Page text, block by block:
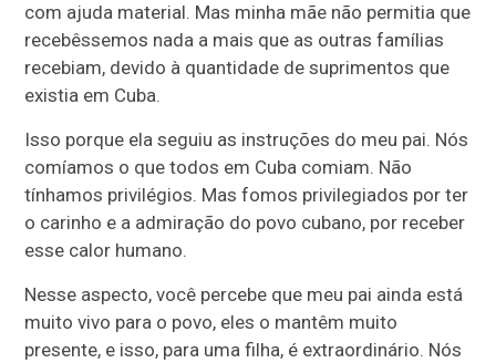
com ajuda material. Mas minha mãe não permitia que
recebêssemos nada a mais que as outras famílias
recebiam, devido à quantidade de suprimentos que
existia em Cuba.
Isso porque ela seguiu as instruções do meu pai. Nós
comíamos o que todos em Cuba comiam. Não
tínhamos privilégios. Mas fomos privilegiados por ter
o carinho e a admiração do povo cubano, por receber
esse calor humano.
Nesse aspecto, você percebe que meu pai ainda está
muito vivo para o povo, eles o mantêm muito
presente, e isso, para uma filha, é extraordinário. Nós